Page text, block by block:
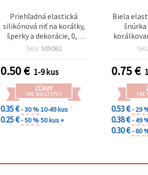
Priehľadná elastická
silikónová niť na korálky,
šperky a dekorácie, 0,5
mm, ~12 m návin –
navliekanie a handmade
projekty
SKU: 505062
0.50€ 1-9 kus
ZĽAVY
PRE MNOŽSTVO
0.35 €- 30 %10-49 kus
0.25 €- 50 %50 kus +
Biela
šnúrka
0.75€
PRE
0.53 €- 29
0.38 €- 49
0.30 €- 60